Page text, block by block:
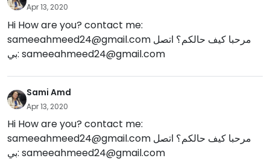
Apr 13, 2020
Hi How are you? contact me:
sameeahmeed24@gmail.com
بي: sameeahmeed24@gmail.com
Sami Amd
Apr 13, 2020
Hi How are you? contact me:
sameeahmeed24@gmail.com
بي: sameeahmeed24@gmail.com